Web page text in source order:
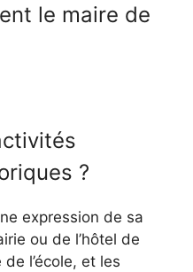
le maire de
?
expression de sa
ou de l’hôtel de
l’école, et les